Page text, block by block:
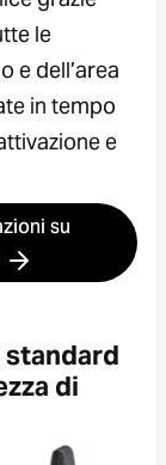
le
e dell’area
in tempo
e
su
di